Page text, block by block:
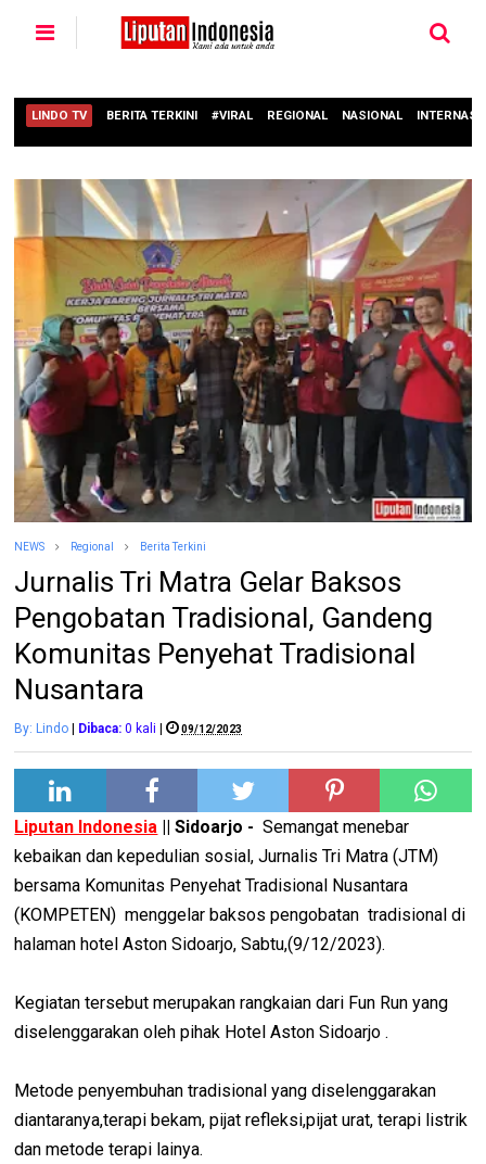
LINDO TV BERITA TERKINI #VIRAL REGIONAL NASIONAL
NEWS Regional Berita Terkini
Jurnalis Tri Matra Gelar Baksos
Pengobatan Tradisional, Gandeng
Komunitas Penyehat Tradisional
Nusantara
By: Lindo | Dibaca: 0 kali | 09/12/2023
Liputan Indonesia || Sidoarjo - Semangat menebar
kebaikan dan kepedulian sosial, Jurnalis Tri Matra (JTM)
bersama Komunitas Penyehat Tradisional Nusantara
(KOMPETEN) menggelar baksos pengobatan tradisional di
halaman hotel Aston Sidoarjo, Sabtu,(9/12/2023).
Kegiatan tersebut merupakan rangkaian dari Fun Run yang
diselenggarakan oleh pihak Hotel Aston Sidoarjo .
Metode penyembuhan tradisional yang diselenggarakan
diantaranya,terapi bekam, pijat refleksi,pijat urat, terapi listrik
dan metode terapi lainya.